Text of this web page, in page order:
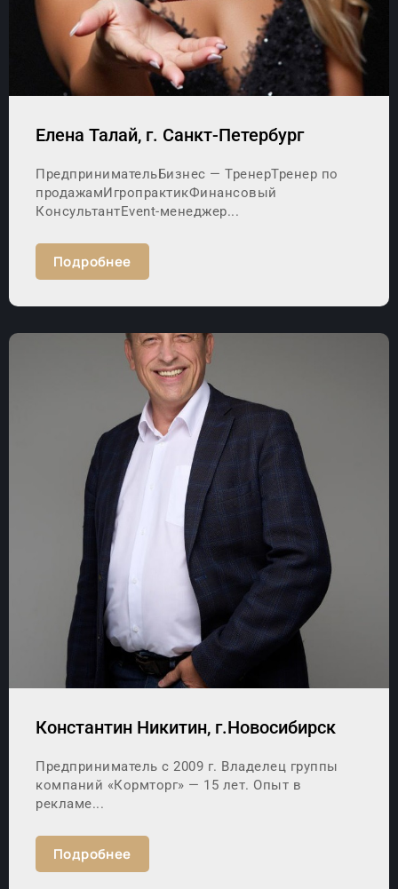
Елена Талай, г. Санкт-Петербург
ПредпринимательБизнес — ТренерТренер по
продажамИгропрактикФинансовый
КонсультантEvent-менеджер...
Подробнее
Константин Никитин, г.Новосибирск
Предприниматель с 2009 г. Владелец группы
компаний «Кормторг» — 15 лет. Опыт в
рекламе...
Подробнее